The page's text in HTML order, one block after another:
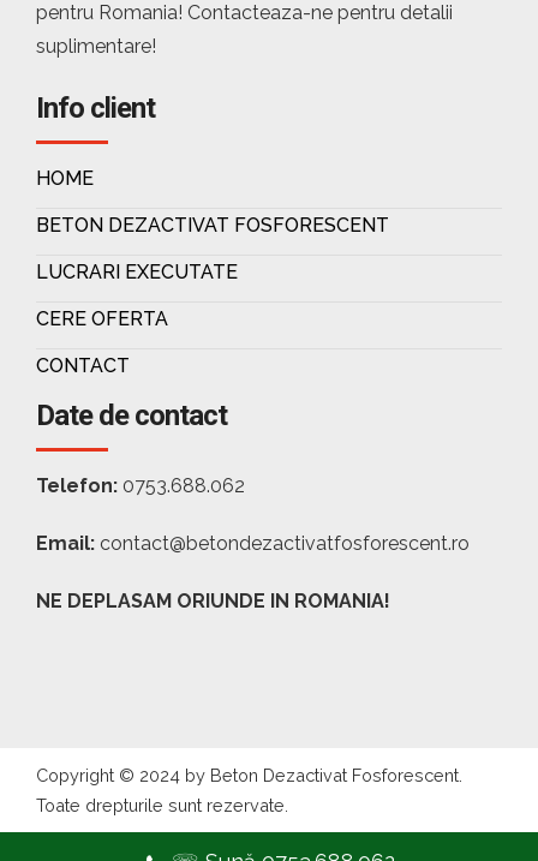
pentru Romania! Contacteaza-ne pentru detalii
suplimentare!
Info client
HOME
BETON DEZACTIVAT FOSFORESCENT
LUCRARI EXECUTATE
CERE OFERTA
CONTACT
Date de contact
Telefon: 0753.688.062
Email: contact@betondezactivatfosforescent.ro
NE DEPLASAM ORIUNDE IN ROMANIA!
Copyright © 2024 by Beton Dezactivat Fosforescent.
Toate drepturile sunt rezervate.